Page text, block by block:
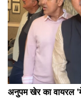
अनुपम खेर का वायरल